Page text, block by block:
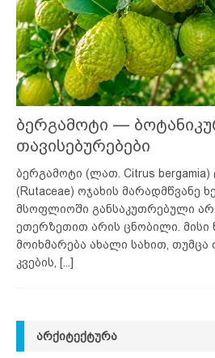
ბერგამოტი —
თავისებურებები
ბერგამოტი (ლათ. Citrus
(Rutaceae) ოჯახის მარადმწვანე
მსოფლიოში განსაკუთრებული
ეთერზეთით არის ცნობილი. მისი
მოიხმარება ახალი სახით,
კვების, [...]
ᲐᲠᲥᲘᲢᲔᲥᲢᲣᲠᲐ